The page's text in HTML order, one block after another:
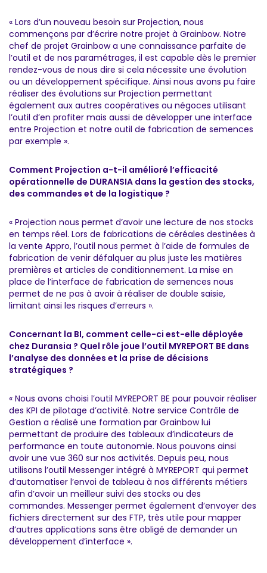
« Lors d’un nouveau besoin sur Projection, nous
commençons par d’écrire notre projet à Grainbow. Notre
chef de projet Grainbow a une connaissance parfaite de
l’outil et de nos paramétrages, il est capable dès le premier
rendez-vous de nous dire si cela nécessite une évolution
ou un développement spécifique. Ainsi nous avons pu faire
réaliser des évolutions sur Projection permettant
également aux autres coopératives ou négoces utilisant
l’outil d’en profiter mais aussi de développer une interface
entre Projection et notre outil de fabrication de semences
par exemple ».
Comment Projection a-t-il amélioré l’efficacité
opérationnelle de DURANSIA dans la gestion des stocks,
des commandes et de la logistique ?
« Projection nous permet d’avoir une lecture de nos stocks
en temps réel. Lors de fabrications de céréales destinées à
la vente Appro, l’outil nous permet à l’aide de formules de
fabrication de venir défalquer au plus juste les matières
premières et articles de conditionnement. La mise en
place de l’interface de fabrication de semences nous
permet de ne pas à avoir à réaliser de double saisie,
limitant ainsi les risques d’erreurs ».
Concernant la BI, comment celle-ci est-elle déployée
chez Duransia ? Quel rôle joue l’outil MYREPORT BE dans
l’analyse des données et la prise de décisions
stratégiques ?
« Nous avons choisi l’outil MYREPORT BE pour pouvoir réaliser
des KPI de pilotage d’activité. Notre service Contrôle de
Gestion a réalisé une formation par Grainbow lui
permettant de produire des tableaux d’indicateurs de
performance en toute autonomie. Nous pouvons ainsi
avoir une vue 360 sur nos activités. Depuis peu, nous
utilisons l’outil Messenger intégré à MYREPORT qui permet
d’automatiser l’envoi de tableau à nos différents métiers
afin d’avoir un meilleur suivi des stocks ou des
commandes. Messenger permet également d’envoyer des
fichiers directement sur des FTP, très utile pour mapper
d’autres applications sans être obligé de demander un
développement d’interface ».